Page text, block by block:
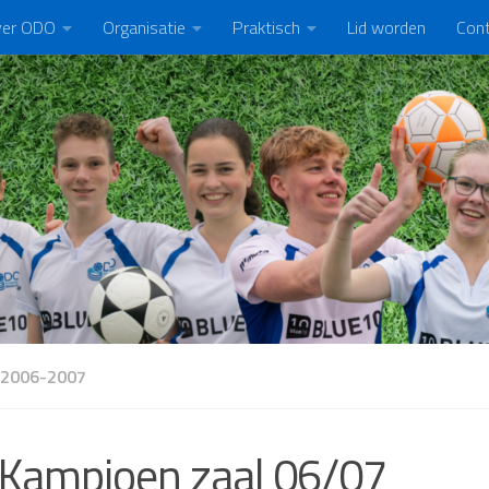
ODO Organisatie Praktisch Lid worden
2007
zaal 06/07